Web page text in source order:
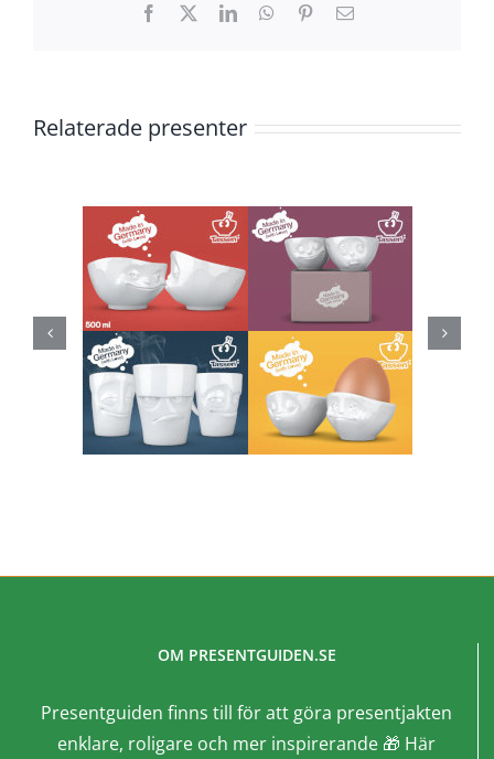
Facebook LinkedInWhatsApp
Pinterest
E-
Relaterade presenter
OM PRESENTGUIDEN.SE
Presentguiden finns till för att göra presentjakten
enklare, roligare och mer inspirerande 🎁 Här